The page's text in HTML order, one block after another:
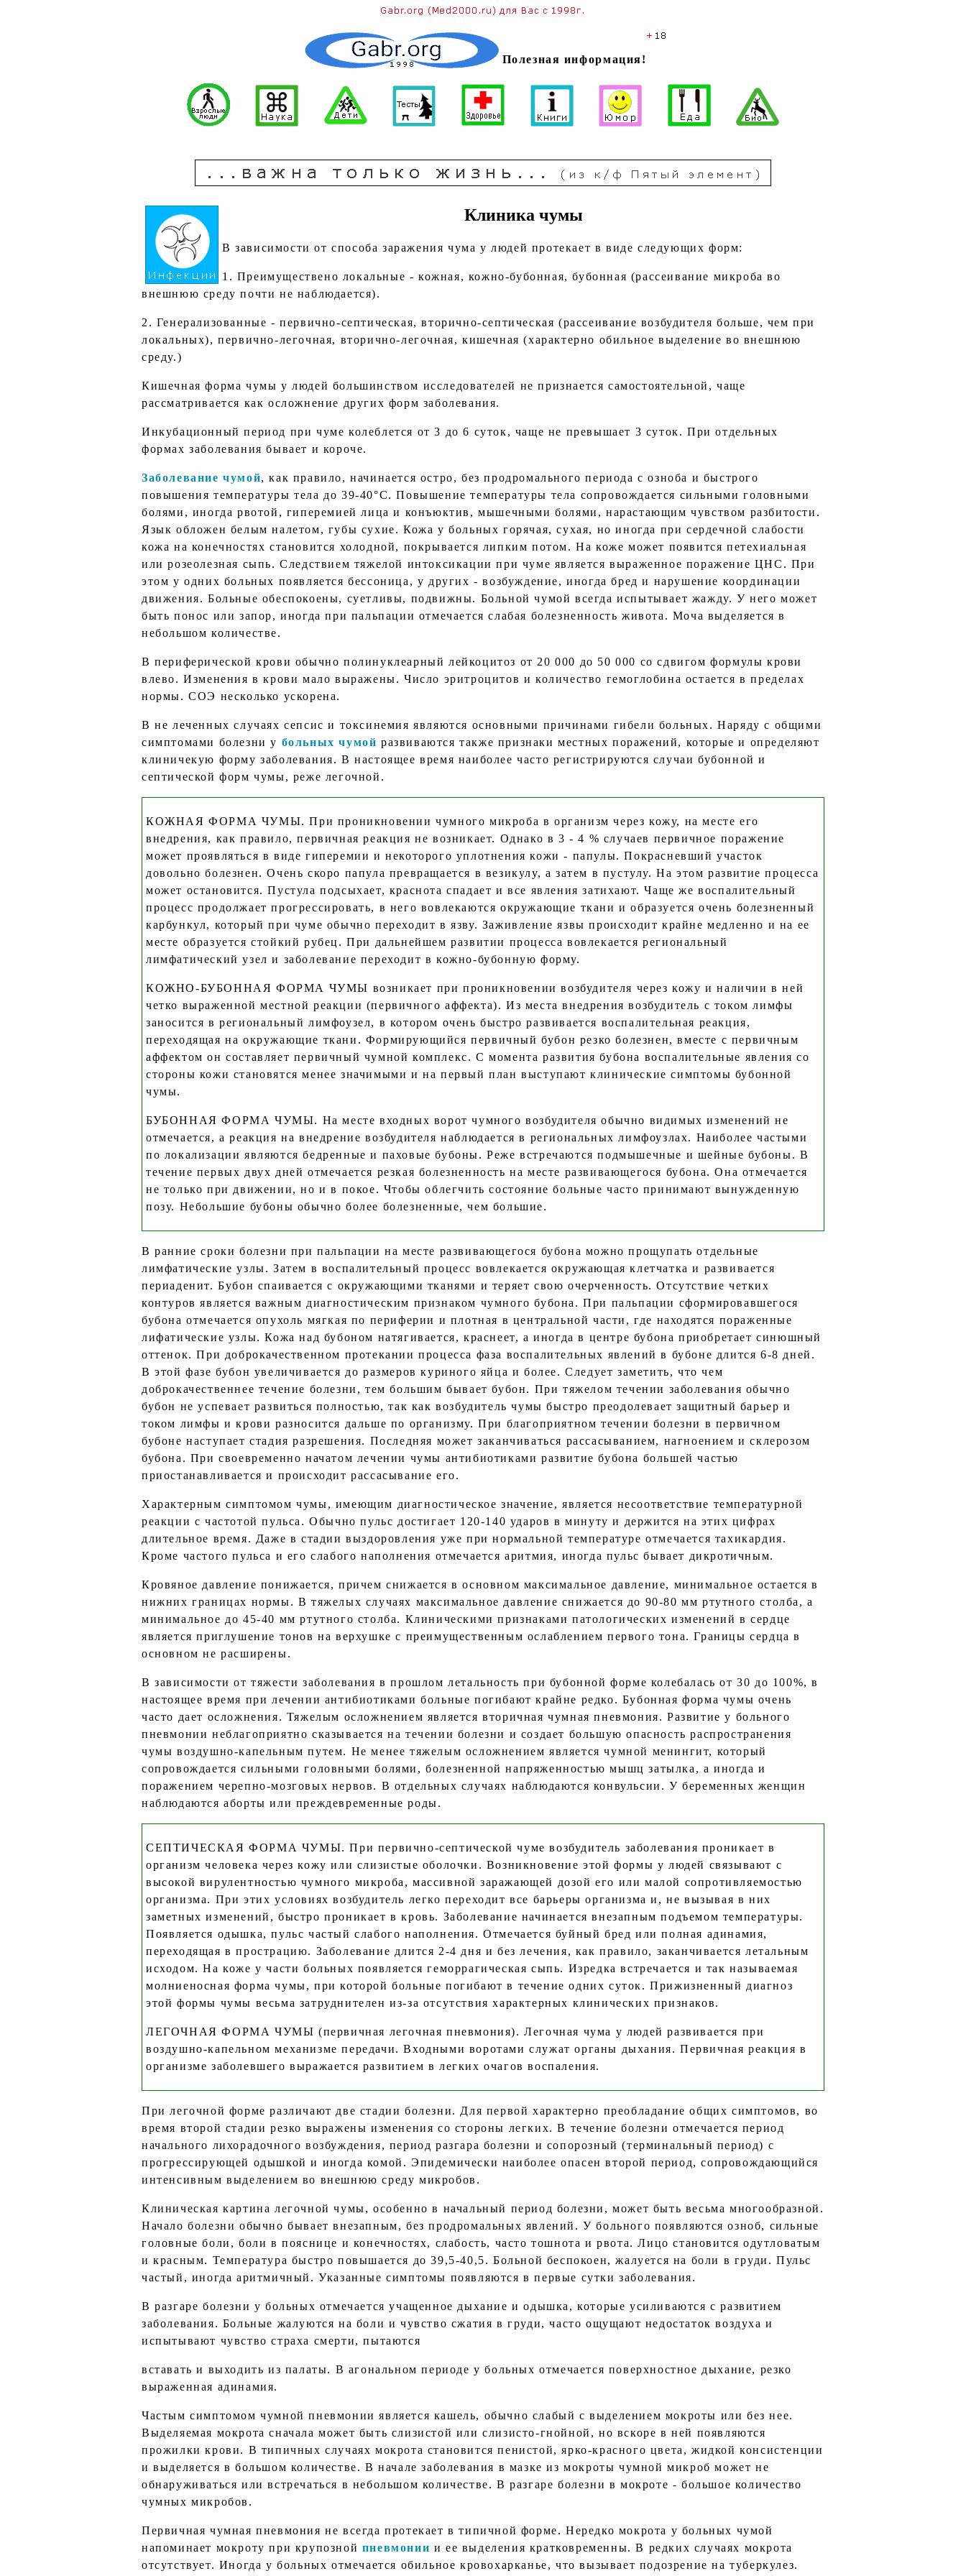
Полезная информация!
Клиника чумы
В зависимости от способа заражения чума у людей протекает в виде следующих форм:
1. Преимуществено локальные - кожная, кожно-бубонная, бубонная (рассеивание микроба во
внешнюю среду почти не наблюдается).
2. Генерализованные - первично-септическая, вторично-септическая (рассеивание возбудителя больше, чем при
локальных), первично-легочная, вторично-легочная, кишечная (характерно обильное выделение во внешнюю
среду.)
Кишечная форма чумы у людей большинством исследователей не признается самостоятельной, чаще
рассматривается как осложнение других форм заболевания.
Инкубационный период при чуме колеблется от 3 до 6 суток, чаще не превышает 3 суток. При отдельных
формах заболевания бывает и короче.
Заболевание чумой, как правило, начинается остро, без продромального периода с озноба и быстрого
повышения температуры тела до 39-40°С. Повышение температуры тела сопровождается сильными головными
болями, иногда рвотой, гиперемией лица и конъюктив, мышечными болями, нарастающим чувством разбитости.
Язык обложен белым налетом, губы сухие. Кожа у больных горячая, сухая, но иногда при сердечной слабости
кожа на конечностях становится холодной, покрывается липким потом. На коже может появится петехиальная
или розеолезная сыпь. Следствием тяжелой интоксикации при чуме является выраженное поражение ЦНС. При
этом у одних больных появляется бессоница, у других - возбуждение, иногда бред и нарушение координации
движения. Больные обеспокоены, суетливы, подвижны. Больной чумой всегда испытывает жажду. У него может
быть понос или запор, иногда при пальпации отмечается слабая болезненность живота. Моча выделяется в
небольшом количестве.
В периферической крови обычно полинуклеарный лейкоцитоз от 20 000 до 50 000 со сдвигом формулы крови
влево. Изменения в крови мало выражены. Число эритроцитов и количество гемоглобина остается в пределах
нормы. СОЭ несколько ускорена.
В не леченных случаях сепсис и токсинемия являются основными причинами гибели больных. Наряду с общими
симптомами болезни у больных чумой развиваются также признаки местных поражений, которые и определяют
клиничекую форму заболевания. В настоящее время наиболее часто регистрируются случаи бубонной и
септической форм чумы, реже легочной.
КОЖНАЯ ФОРМА ЧУМЫ. При проникновении чумного микроба в организм через кожу, на месте его
внедрения, как правило, первичная реакция не возникает. Однако в 3 - 4 % случаев первичное поражение
может проявляться в виде гиперемии и некоторого уплотнения кожи - папулы. Покрасневший участок
довольно болезнен. Очень скоро папула превращается в везикулу, а затем в пустулу. На этом развитие процесса
может остановится. Пустула подсыхает, краснота спадает и все явления затихают. Чаще же воспалительный
процесс продолжает прогрессировать, в него вовлекаются окружающие ткани и образуется очень болезненный
карбункул, который при чуме обычно переходит в язву. Заживление язвы происходит крайне медленно и на ее
месте образуется стойкий рубец. При дальнейшем развитии процесса вовлекается региональный
лимфатический узел и заболевание переходит в кожно-бубонную форму.
КОЖНО-БУБОННАЯ ФОРМА ЧУМЫ возникает при проникновении возбудителя через кожу и наличии в ней
четко выраженной местной реакции (первичного аффекта). Из места внедрения возбудитель с током лимфы
заносится в региональный лимфоузел, в котором очень быстро развивается воспалительная реакция,
переходящая на окружающие ткани. Формирующийся первичный бубон резко болезнен, вместе с первичным
аффектом он составляет первичный чумной комплекс. С момента развития бубона воспалительные явления со
стороны кожи становятся менее значимыми и на первый план выступают клинические симптомы бубонной
чумы.
БУБОННАЯ ФОРМА ЧУМЫ. На месте входных ворот чумного возбудителя обычно видимых изменений не
отмечается, а реакция на внедрение возбудителя наблюдается в региональных лимфоузлах. Наиболее частыми
по локализации являются бедренные и паховые бубоны. Реже встречаются подмышечные и шейные бубоны. В
течение первых двух дней отмечается резкая болезненность на месте развивающегося бубона. Она отмечается
не только при движении, но и в покое. Чтобы облегчить состояние больные часто принимают вынужденную
позу. Небольшие бубоны обычно более болезненные, чем большие.
В ранние сроки болезни при пальпации на месте развивающегося бубона можно прощупать отдельные
лимфатические узлы. Затем в воспалительный процесс вовлекается окружающая клетчатка и развивается
периаденит. Бубон спаивается с окружающими тканями и теряет свою очерченность. Отсутствие четких
контуров является важным диагностическим признаком чумного бубона. При пальпации сформировавшегося
бубона отмечается опухоль мягкая по периферии и плотная в центральной части, где находятся пораженные
лифатические узлы. Кожа над бубоном натягивается, краснеет, а иногда в центре бубона приобретает синюшный
оттенок. При доброкачественном протекании процесса фаза воспалительных явлений в бубоне длится 6-8 дней.
В этой фазе бубон увеличивается до размеров куриного яйца и более. Следует заметить, что чем
доброкачественнее течение болезни, тем большим бывает бубон. При тяжелом течении заболевания обычно
бубон не успевает развиться полностью, так как возбудитель чумы быстро преодолевает защитный барьер и
током лимфы и крови разносится дальше по организму. При благоприятном течении болезни в первичном
бубоне наступает стадия разрешения. Последняя может заканчиваться рассасыванием, нагноением и склерозом
бубона. При своевременно начатом лечении чумы антибиотиками развитие бубона большей частью
приостанавливается и происходит рассасывание его.
Характерным симптомом чумы, имеющим диагностическое значение, является несоответствие температурной
реакции с частотой пульса. Обычно пульс достигает 120-140 ударов в минуту и держится на этих цифрах
длительное время. Даже в стадии выздоровления уже при нормальной температуре отмечается тахикардия.
Кроме частого пульса и его слабого наполнения отмечается аритмия, иногда пульс бывает дикротичным.
Кровяное давление понижается, причем снижается в основном максимальное давление, минимальное остается в
нижних границах нормы. В тяжелых случаях максимальное давление снижается до 90-80 мм ртутного столба, а
минимальное до 45-40 мм ртутного столба. Клиническими признаками патологических изменений в сердце
является приглушение тонов на верхушке с преимущественным ослаблением первого тона. Границы сердца в
основном не расширены.
В зависимости от тяжести заболевания в прошлом летальность при бубонной форме колебалась от 30 до 100%, в
настоящее время при лечении антибиотиками больные погибают крайне редко. Бубонная форма чумы очень
часто дает осложнения. Тяжелым осложнением является вторичная чумная пневмония. Развитие у больного
пневмонии неблагоприятно сказывается на течении болезни и создает большую опасность распространения
чумы воздушно-капельным путем. Не менее тяжелым осложнением является чумной менингит, который
сопровождается сильными головными болями, болезненной напряженностью мышц затылка, а иногда и
поражением черепно-мозговых нервов. В отдельных случаях наблюдаются конвульсии. У беременных женщин
наблюдаются аборты или преждевременные роды.
СЕПТИЧЕСКАЯ ФОРМА ЧУМЫ. При первично-септической чуме возбудитель заболевания проникает в
организм человека через кожу или слизистые оболочки. Возникновение этой формы у людей связывают с
высокой вирулентностью чумного микроба, массивной заражающей дозой его или малой сопротивляемостью
организма. При этих условиях возбудитель легко переходит все барьеры организма и, не вызывая в них
заметных изменений, быстро проникает в кровь. Заболевание начинается внезапным подъемом температуры.
Появляется одышка, пульс частый слабого наполнения. Отмечается буйный бред или полная адинамия,
переходящая в прострацию. Заболевание длится 2-4 дня и без лечения, как правило, заканчивается летальным
исходом. На коже у части больных появляется геморрагическая сыпь. Изредка встречается и так называемая
молниеносная форма чумы, при которой больные погибают в течение одних суток. Прижизненный диагноз
этой формы чумы весьма затруднителен из-за отсутствия характерных клинических признаков.
ЛЕГОЧНАЯ ФОРМА ЧУМЫ (первичная легочная пневмония). Легочная чума у людей развивается при
воздушно-капельном механизме передачи. Входными воротами служат органы дыхания. Первичная реакция в
организме заболевшего выражается развитием в легких очагов воспаления.
При легочной форме различают две стадии болезни. Для первой характерно преобладание общих симптомов, во
время второй стадии резко выражены изменения со стороны легких. В течение болезни отмечается период
начального лихорадочного возбуждения, период разгара болезни и сопорозный (терминальный период) с
прогрессирующей одышкой и иногда комой. Эпидемически наиболее опасен второй период, сопровождающийся
интенсивным выделением во внешнюю среду микробов.
Клиническая картина легочной чумы, особенно в начальный период болезни, может быть весьма многообразной.
Начало болезни обычно бывает внезапным, без продромальных явлений. У больного появляются озноб, сильные
головные боли, боли в пояснице и конечностях, слабость, часто тошнота и рвота. Лицо становится одутловатым
и красным. Температура быстро повышается до 39,5-40,5. Больной беспокоен, жалуется на боли в груди. Пульс
частый, иногда аритмичный. Указанные симптомы появляются в первые сутки заболевания.
В разгаре болезни у больных отмечается учащенное дыхание и одышка, которые усиливаются с развитием
заболевания. Больные жалуются на боли и чувство сжатия в груди, часто ощущают недостаток воздуха и
испытывают чувство страха смерти, пытаются
вставать и выходить из палаты. В агональном периоде у больных отмечается поверхностное дыхание, резко
выраженная адинамия.
Частым симптомом чумной пневмонии является кашель, обычно слабый с выделением мокроты или без нее.
Выделяемая мокрота сначала может быть слизистой или слизисто-гнойной, но вскоре в ней появляются
прожилки крови. В типичных случаях мокрота становится пенистой, ярко-красного цвета, жидкой консистенции
и выделяется в большом количестве. В начале заболевания в мазке из мокроты чумной микроб может не
обнаруживаться или встречаться в небольшом количестве. В разгаре болезни в мокроте - большое количество
чумных микробов.
Первичная чумная пневмония не всегда протекает в типичной форме. Нередко мокрота у больных чумой
напоминает мокроту при крупозной пневмонии и ее выделения кратковременны. В редких случаях мокрота
отсутствует. Иногда у больных отмечается обильное кровохарканье, что вызывает подозрение на туберкулез.